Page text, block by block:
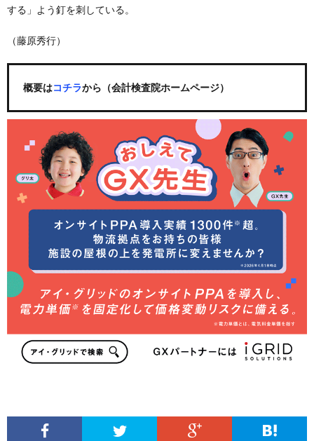
する」よう釘を刺している。
（藤原秀行）
概要はコチラから（会計検査院ホームページ）